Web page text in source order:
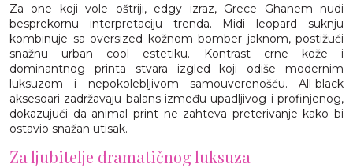
Za one koji vole oštriji, edgy izraz, Grece Ghanem nudi
besprekornu interpretaciju trenda. Midi leopard suknju
kombinuje sa oversized kožnom bomber jaknom, postižući
snažnu urban cool estetiku. Kontrast crne kože i
dominantnog printa stvara izgled koji odiše modernim
luksuzom i nepokolebljivom samouverenošću. All-black
aksesoari zadržavaju balans između upadljivog i profinjenog,
dokazujući da animal print ne zahteva preterivanje kako bi
ostavio snažan utisak.
Za ljubitelje dramatičnog luksuza